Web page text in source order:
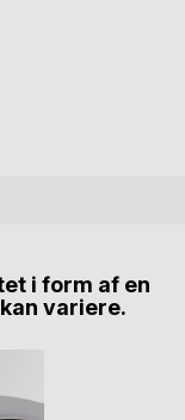
i form af en
variere.